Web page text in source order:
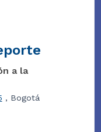
a la
, Bogotá